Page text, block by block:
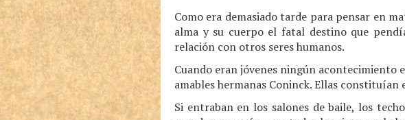
Como era demasiado tarde para pensar en
alma y su cuerpo el fatal destino que
relación con otros seres humanos.
Cuando eran jóvenes ningún acontecimiento
amables hermanas Coninck. Ellas constituían
Si entraban en los salones de baile, los